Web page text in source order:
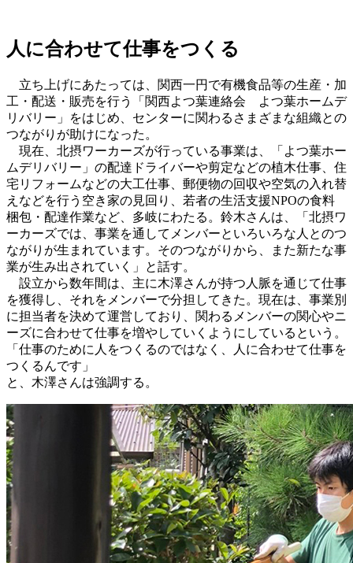
人に合わせて仕事をつくる
立ち上げにあたっては、関西一円で有機食品等の生産・加
工・配送・販売を行う「関西よつ葉連絡会 よつ葉ホームデ
リバリー」をはじめ、センターに関わるさまざまな組織との
つながりが助けになった。
現在、北摂ワーカーズが行っている事業は、「よつ葉ホー
ムデリバリー」の配達ドライバーや剪定などの植木仕事、住
宅リフォームなどの大工仕事、郵便物の回収や空気の入れ替
えなどを行う空き家の見回り、若者の生活支援NPOの食料
梱包・配達作業など、多岐にわたる。鈴木さんは、「北摂ワ
ーカーズでは、事業を通してメンバーといろいろな人とのつ
ながりが生まれています。そのつながりから、また新たな事
業が生み出されていく」と話す。
設立から数年間は、主に木澤さんが持つ人脈を通じて仕事
を獲得し、それをメンバーで分担してきた。現在は、事業別
に担当者を決めて運営しており、関わるメンバーの関心やニ
ーズに合わせて仕事を増やしていくようにしているという。
「仕事のために人をつくるのではなく、人に合わせて仕事を
つくるんです」
と、木澤さんは強調する。